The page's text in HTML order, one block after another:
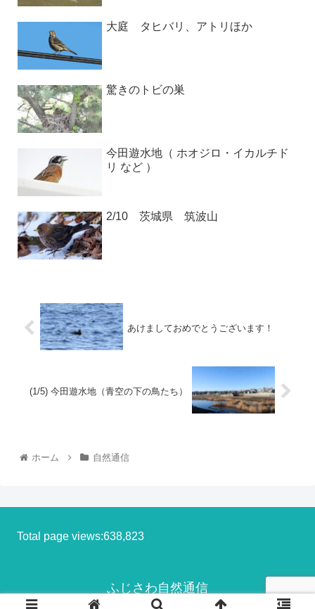
大庭 タヒバリ、アトリほか
驚きのトビの巣
今田遊水地（ ホオジロ・イカルチド
リ など ）
2/10 茨城県 筑波山
あけましておめでとうございます！
(1/5) 今田遊水地（青空の下の鳥たち）
ホーム 自然通信
Total page views:638,823
ふじさわ自然通信